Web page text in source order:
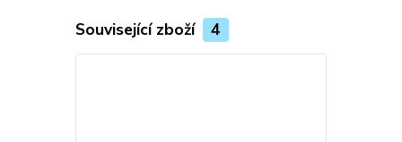
Související zboží 4